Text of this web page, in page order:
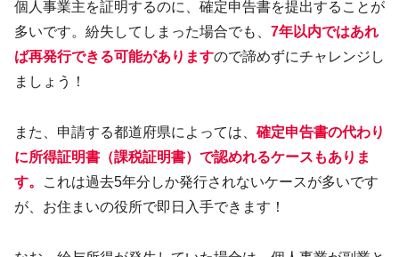
個人事業主を証明するのに、確定申告書を提出することが
多いです。紛失してしまった場合でも、 7年以内ではあれ
ば再発行できる可能がありますので諦めずにチャレンジし
ましょう！
また、申請する都道府県によっては、 確定申告書の代わり
に所得証明書（課税証明書）で認めれるケースもありま
す。
これは過去5年分しか発行されないケースが多いです
が、お住まいの役所で即日入手できます！